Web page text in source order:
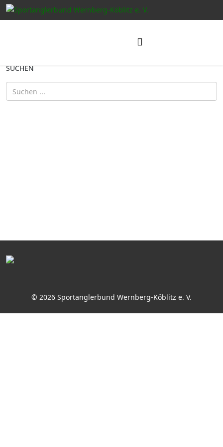
SUCHEN
© 2026 Sportanglerbund Wernberg-Köblitz e. V.